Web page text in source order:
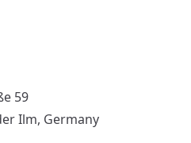
59
Ilm, Germany